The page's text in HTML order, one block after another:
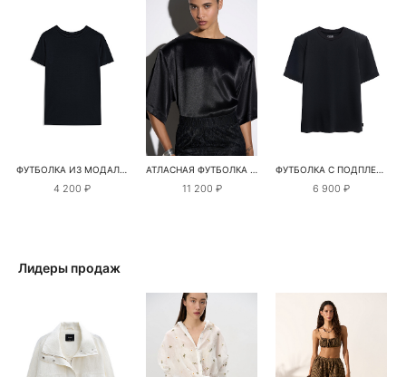
ФУТБОЛКА ИЗ МОДАЛА ПО ФИГУРЕ
4 200 ₽
АТЛАСНАЯ ФУТБОЛКА С ПОДПЛЕЧНИКАМИ
11 200 ₽
ФУТБОЛКА С ПОДПЛЕЧНИКАМИ
6 900 ₽
Лидеры продаж